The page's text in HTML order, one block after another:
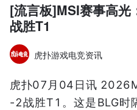
[流言板]MSI赛事高光
战胜T1
虎扑游戏电竞资讯
虎扑07月04日讯
-2战胜T1。这是BLG时